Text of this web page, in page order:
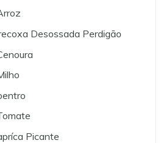
Desossada Perdigão
Picante